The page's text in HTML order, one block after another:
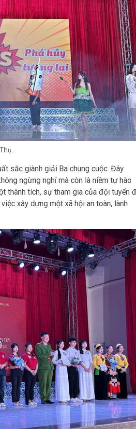
sắc giành giải Ba chung cuộc. Đây
ngừng nghỉ mà còn là niềm tự hào
thành tích, sự tham gia của đội tuyển
xây dựng một xã hội an toàn, lành